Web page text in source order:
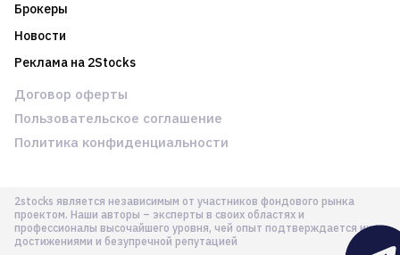
Брокеры
Новости
Реклама на 2Stocks
2stocks является независимым от участников фондового рынка
проектом. Наши авторы – эксперты в своих областях и
профессионалы высочайшего уровня, чей опыт подтверждается их
достижениями и безупречной репутацией
Договор оферты
Пользовательское соглашение
Политика конфиденциальности